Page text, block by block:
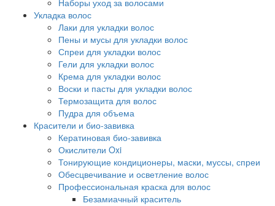
Укладка волос
Лаки для укладки волос
Пены и мусы для укладки волос
Спреи для укладки волос
Гели для укладки волос
Крема для укладки волос
Воски и пасты для укладки волос
Термозащита для волос
Пудра для объема
Красители и био-завивка
Кератиновая био-завивка
Окислители Oxi
Тонирующие кондиционеры, маски, муссы, спреи
Обесцвечивание и осветление волос
Профессиональная краска для волос
Безамиачный краситель